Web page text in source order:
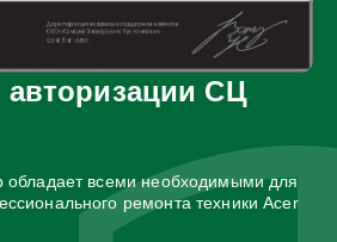
авторизации СЦ
обладает всеми необходимыми для
ремонта техники Acer